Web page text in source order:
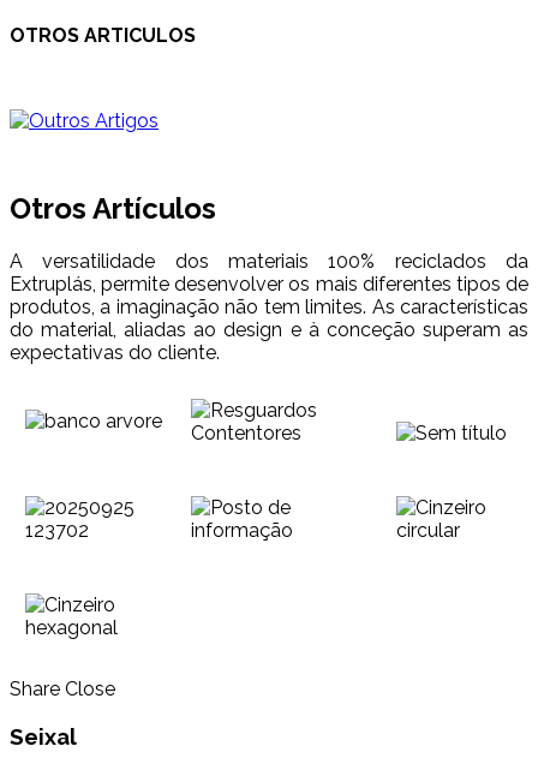
OTROS ARTICULOS
Otros Artículos
A versatilidade dos materiais 100% reciclados da
Extruplás, permite desenvolver os mais diferentes tipos de
produtos, a imaginação não tem limites. As características
do material, aliadas ao design e à conceção superam as
expectativas do cliente.
Share Close
Seixal